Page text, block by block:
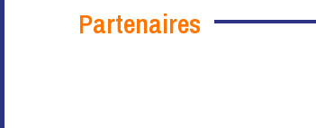
Partenaires